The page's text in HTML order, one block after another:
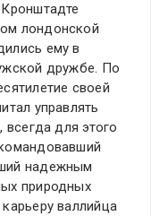
лондонской
ему в
дружбе. По
своей
управлять
всегда для этого
надежным
природных
валлийца